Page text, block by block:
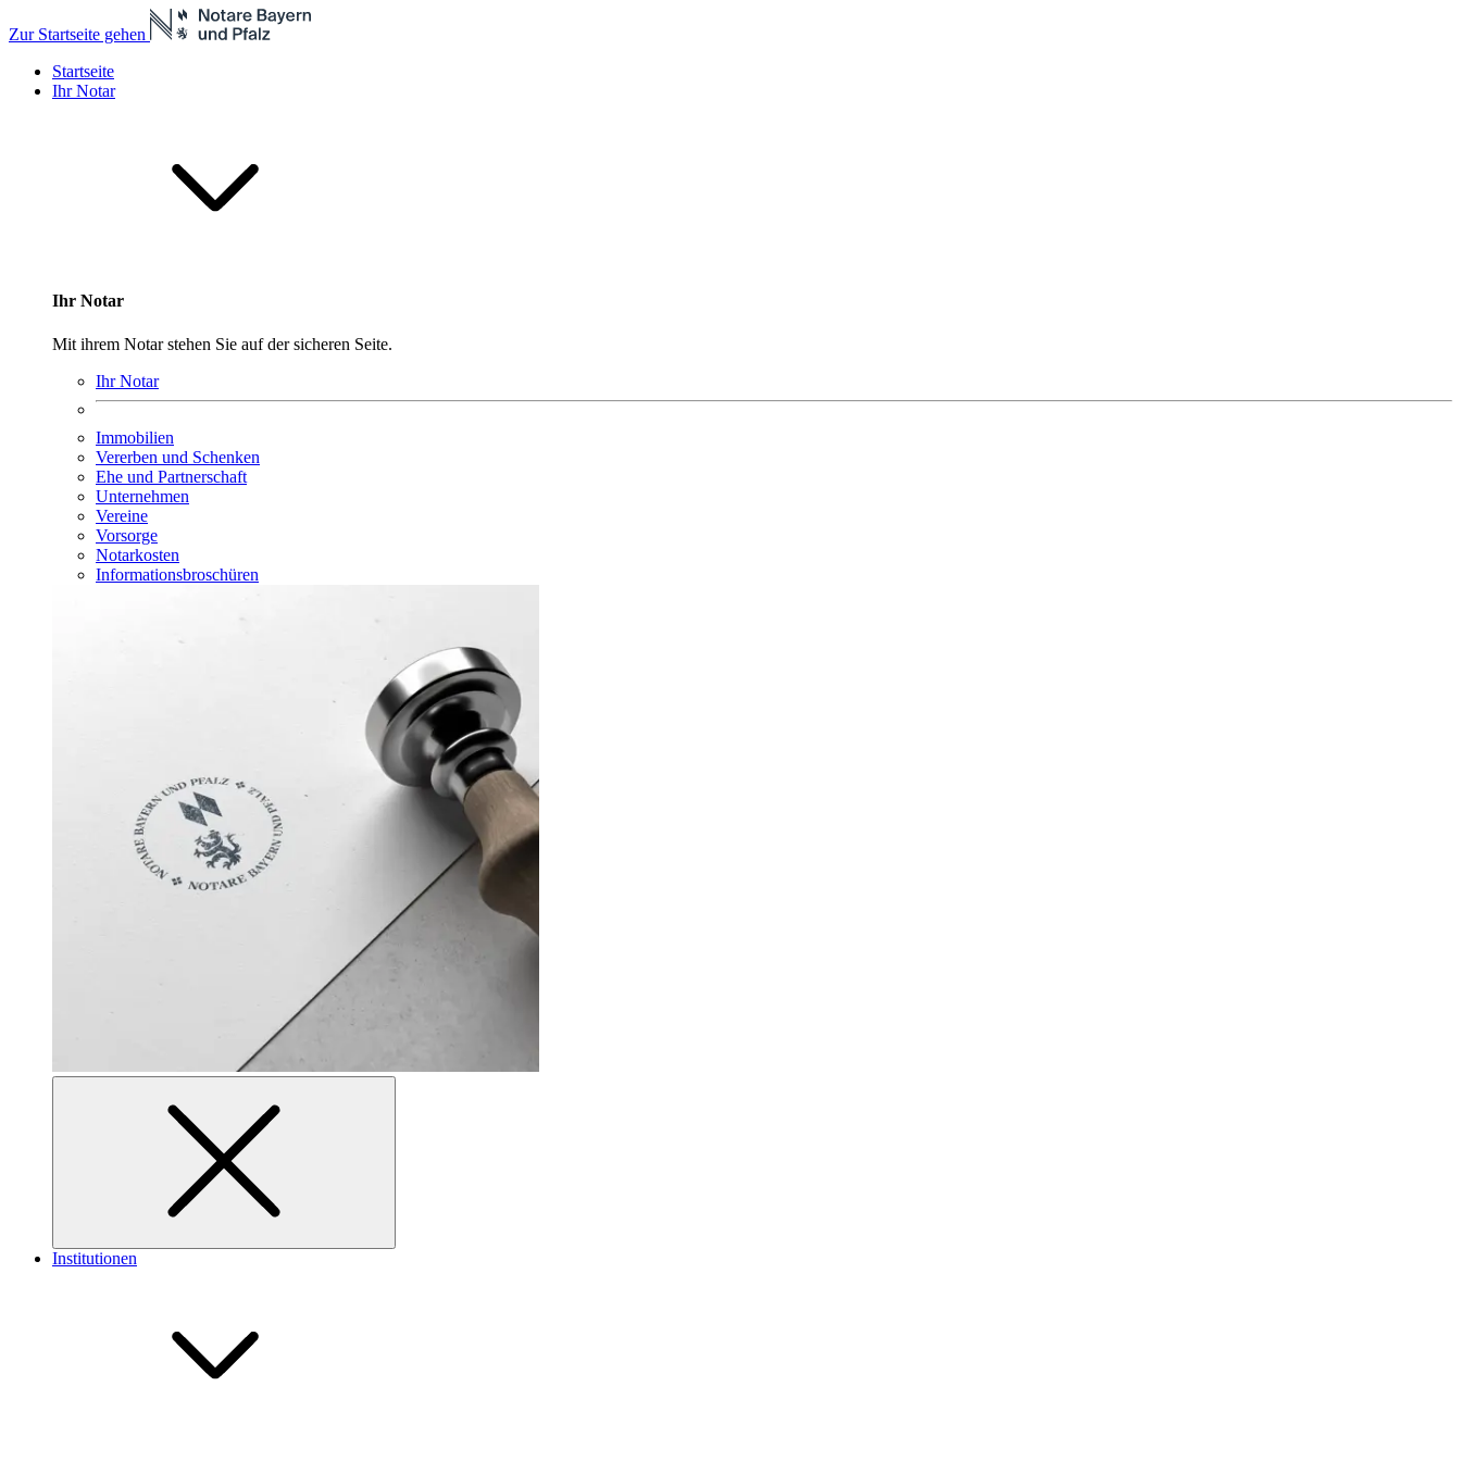
Zur Startseite gehen
Startseite
Ihr Notar
Ihr Notar
Mit ihrem Notar stehen Sie auf der sicheren Seite.
Ihr Notar
Immobilien
Vererben und Schenken
Ehe und Partnerschaft
Unternehmen
Vereine
Vorsorge
Notarkosten
Informationsbroschüren
Institutionen